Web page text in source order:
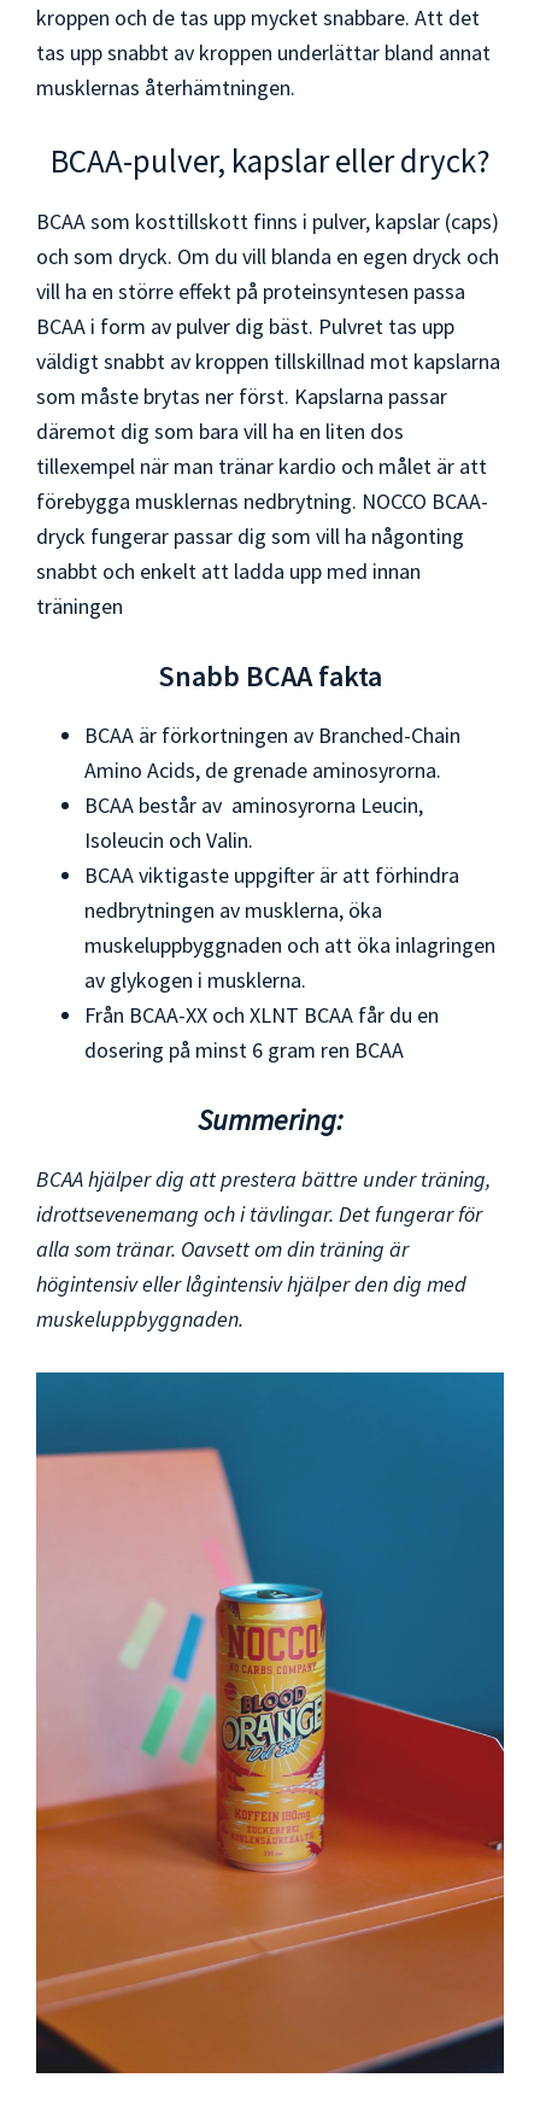
kroppen och de tas upp mycket snabbare. Att det
tas upp snabbt av kroppen underlättar bland annat
musklernas återhämtningen.
BCAA-pulver, kapslar eller dryck?
BCAA som kosttillskott finns i pulver, kapslar (caps)
och som dryck. Om du vill blanda en egen dryck och
vill ha en större effekt på proteinsyntesen passa
BCAA i form av pulver dig bäst. Pulvret tas upp
väldigt snabbt av kroppen tillskillnad mot kapslarna
som måste brytas ner först. Kapslarna passar
däremot dig som bara vill ha en liten dos
tillexempel när man tränar kardio och målet är att
förebygga musklernas nedbrytning. NOCCO BCAA-
dryck fungerar passar dig som vill ha någonting
snabbt och enkelt att ladda upp med innan
träningen
Snabb BCAA fakta
BCAA är förkortningen av Branched-Chain
Amino Acids, de grenade aminosyrorna.
BCAA består av aminosyrorna Leucin,
Isoleucin och Valin.
BCAA viktigaste uppgifter är att förhindra
nedbrytningen av musklerna, öka
muskeluppbyggnaden och att öka inlagringen
av glykogen i musklerna.
Från BCAA-XX och XLNT BCAA får du en
dosering på minst 6 gram ren BCAA
Summering:
BCAA hjälper dig att prestera bättre under träning,
idrottsevenemang och i tävlingar. Det fungerar för
alla som tränar. Oavsett om din träning är
högintensiv eller lågintensiv hjälper den dig med
muskeluppbyggnaden.